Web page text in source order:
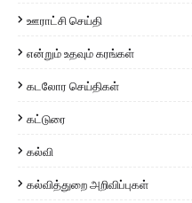
ஊராட்சி செய்தி
என்றும் உதவும் கரங்கள்
கடலோர செய்திகள்
கட்டுரை
கல்வி
கல்வித்துறை அறிவிப்புகள்